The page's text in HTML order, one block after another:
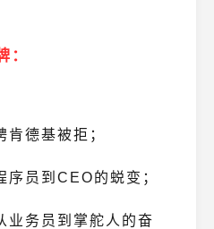
：
肯德基被拒；
序员到CEO的蜕变；
业务员到掌舵人的奋